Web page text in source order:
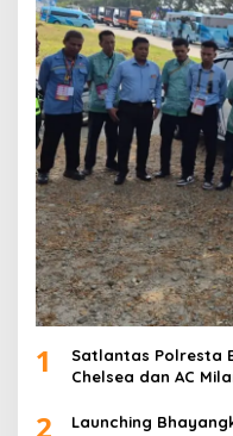
1
Satlantas Polresta
Chelsea dan AC
2
Launching